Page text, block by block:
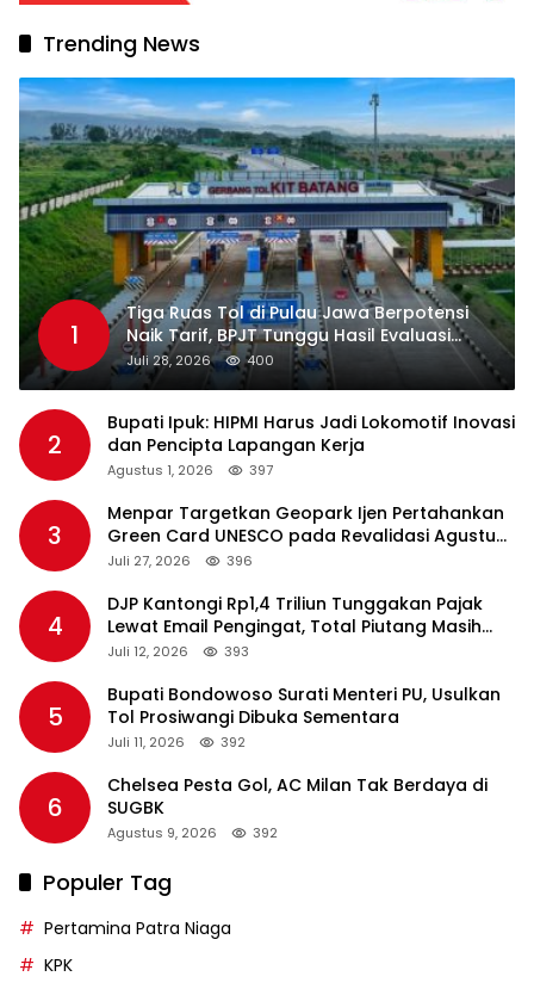
Trending News
1
Tiga Ruas Tol di Pulau Jawa Berpotensi
Naik Tarif, BPJT Tunggu Hasil Evaluasi
Standar Pelayanan
Juli 28, 2026 400
2
Bupati Ipuk: HIPMI Harus Jadi Lokomotif Inovasi
dan Pencipta Lapangan Kerja
Agustus 1, 2026 397
3
Menpar Targetkan Geopark Ijen Pertahankan
Green Card UNESCO pada Revalidasi Agustus
2026
Juli 27, 2026 396
4
DJP Kantongi Rp1,4 Triliun Tunggakan Pajak
Lewat Email Pengingat, Total Piutang Masih
Rp36 Triliun
Juli 12, 2026 393
5
Bupati Bondowoso Surati Menteri PU, Usulkan
Tol Prosiwangi Dibuka Sementara
Juli 11, 2026 392
6
Chelsea Pesta Gol, AC Milan Tak Berdaya di
SUGBK
Agustus 9, 2026 392
Populer Tag
Pertamina Patra Niaga
KPK